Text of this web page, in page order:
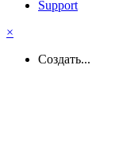
Support
×
Создать...